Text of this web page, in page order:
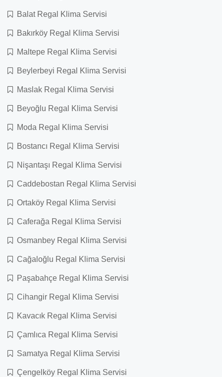
Balat Regal Klima Servisi
Bakırköy Regal Klima Servisi
Maltepe Regal Klima Servisi
Beylerbeyi Regal Klima Servisi
Maslak Regal Klima Servisi
Beyoğlu Regal Klima Servisi
Moda Regal Klima Servisi
Bostancı Regal Klima Servisi
Nişantaşı Regal Klima Servisi
Caddebostan Regal Klima Servisi
Ortaköy Regal Klima Servisi
Caferağa Regal Klima Servisi
Osmanbey Regal Klima Servisi
Cağaloğlu Regal Klima Servisi
Paşabahçe Regal Klima Servisi
Cihangir Regal Klima Servisi
Kavacık Regal Klima Servisi
Çamlıca Regal Klima Servisi
Samatya Regal Klima Servisi
Çengelköy Regal Klima Servisi